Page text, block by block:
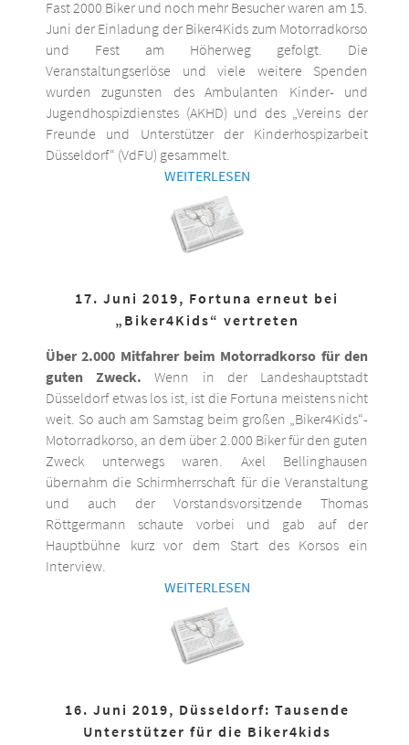
Fast 2000 Biker und noch mehr Besucher waren am 15.
Juni der Einladung der Biker4Kids zum Motorradkorso
und Fest am Höherweg gefolgt. Die
Veranstaltungserlöse und viele weitere Spenden
wurden zugunsten des Ambulanten Kinder- und
Jugendhospizdienstes (AKHD) und des „Vereins der
Freunde und Unterstützer der Kinderhospizarbeit
Düsseldorf“ (VdFU) gesammelt.
WEITERLESEN
17. Juni 2019, Fortuna erneut bei
„Biker4Kids“ vertreten
Über 2.000 Mitfahrer beim Motorradkorso für den
guten Zweck. Wenn in der Landeshauptstadt
Düsseldorf etwas los ist, ist die Fortuna meistens nicht
weit. So auch am Samstag beim großen „Biker4Kids“-
Motorradkorso, an dem über 2.000 Biker für den guten
Zweck unterwegs waren. Axel Bellinghausen
übernahm die Schirmherrschaft für die Veranstaltung
und auch der Vorstandsvorsitzende Thomas
Röttgermann schaute vorbei und gab auf der
Hauptbühne kurz vor dem Start des Korsos ein
Interview.
WEITERLESEN
16. Juni 2019, Düsseldorf: Tausende
Unterstützer für die Biker4kids